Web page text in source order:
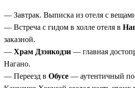
— Завтрак. Выписка из отеля с
— Встреча с гидом в холле отеля в
заказной.
— Храм Дзэнкодзи — главная
Нагано.
— Переезд в Обусе — аутентичный